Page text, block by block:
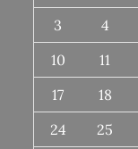
3
4
10
11
17
18
24
25